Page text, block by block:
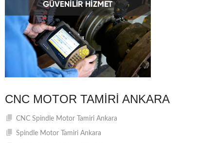
CNC MOTOR TAMIRI ANKARA
CNC Spindle Motor Tamiri Ankara
Spindle Motor Tamiri Ankara